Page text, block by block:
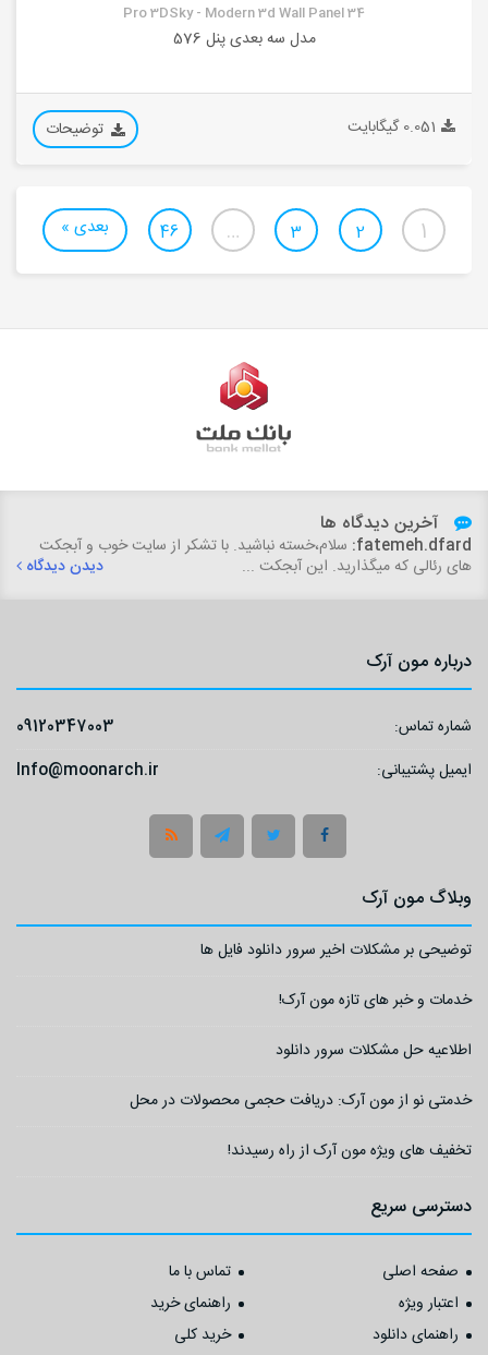
Pro 3DSky - Modern 3d Wall Panel 34
مدل سه بعدی پنل 576
0.051 گیگابایت توضیحات
1
2
3
…
46 بعدی »
آخرین دیدگاه ها
fatemeh.dfard: سلام،خسته نباشید. با تشکر از سایت خوب و آبجکت
های رئالی که میگذارید. این آبجکت ... دیدن دیدگاه
درباره مون آرک
شماره تماس:
09120347003
ایمیل پشتیبانی:
Info@moonarch.ir
وبلاگ مون آرک
توضیحی بر مشکلات اخیر سرور دانلود فایل ها
خدمات و خبر های تازه مون آرک!
اطلاعیه حل مشکلات سرور دانلود
خدمتی نو از مون آرک: دریافت حجمی محصولات در محل
تخفیف های ویژه مون آرک از راه رسیدند!
دسترسی سریع
صفحه اصلی
تماس با ما
اعتبار ویژه
راهنمای خرید
راهنمای دانلود
خرید کلی